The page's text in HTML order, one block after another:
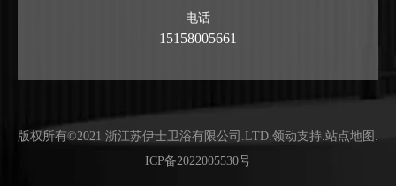
电话
15158005661
版权所有©2021 浙江苏伊士卫浴有限公司.LTD.领动支持.站点地图 .
ICP备2022005530号